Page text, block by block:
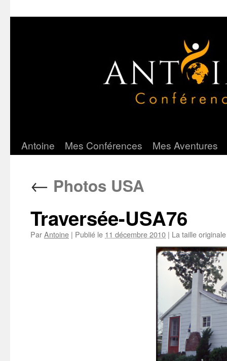
Aller
contenu
Antoine Mes Conférences Mes Aventures
← Photos USA
Traversée-USA76
ParAntoine | Publié le 11 décembre 2010 | La taille